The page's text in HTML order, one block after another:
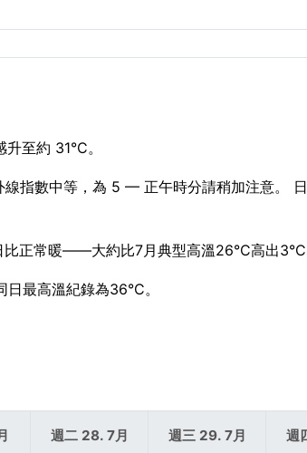
至約 31°C。
指數中等，為 5 — 正午時分請稍加注意。
正常暖——大約比7月典型高溫26°C高出
最高溫紀錄為36°C。
週二 28. 7月 週三 29. 7月 週